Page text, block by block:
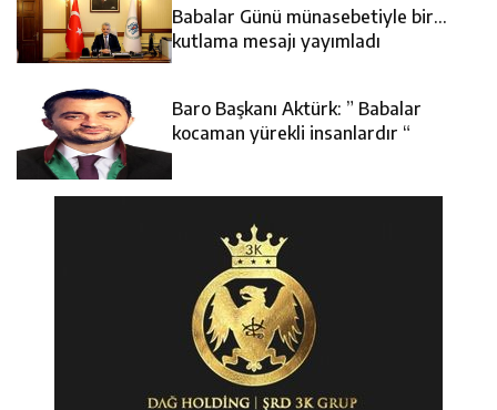
İstişare Buluşması
14:22 Milli Badmintoncular Erzincan Ticaret Ve Sanayi Odası’nı
Ziyaret Etti
14:26 Geleceğin Üreticileri Tarım Teknolojileriyle Tanışıyor
Babalar Günü münasebetiyle bir
kutlama mesajı yayımladı
Baro Başkanı Aktürk: ” Babalar
kocaman yürekli insanlardır “